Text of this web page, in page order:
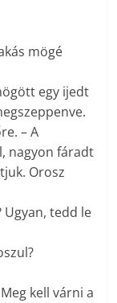
mögé
egy ijedt
– A
nagyon fáradt
Orosz
Ugyan, tedd le
kell várni a